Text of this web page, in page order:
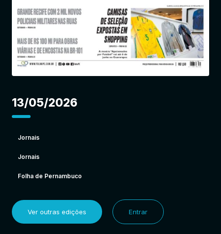
13/05/2026
Jornais
Jornais
Folha de Pernambuco
Ver outras edições Entrar